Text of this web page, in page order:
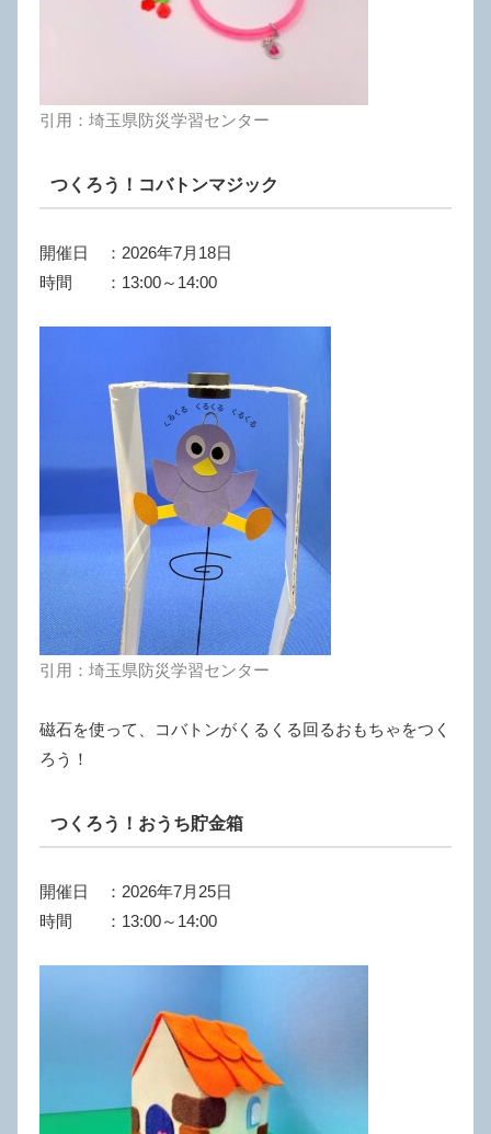
引用：埼玉県防災学習センター
つくろう！コバトンマジック
開催日 ：2026年7月18日
時間 ：13:00～14:00
引用：埼玉県防災学習センター
磁石を使って、コバトンがくるくる回るおもちゃをつく
ろう！
つくろう！おうち貯金箱
開催日 ：2026年7月25日
時間 ：13:00～14:00